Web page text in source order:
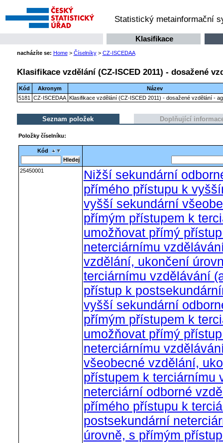
Statistický metainformační
Klasifikace
nacházíte se: Home> Číselníky> CZ-ISCEDAA
Klasifikace vzdělání (CZ-ISCED 2011) - dosažené
Kód Akronym
Název
5181
CZ-ISCEDAA Klasifikace vzdělání (CZ-ISCED 2011) - dosažené vzdělání -
Seznam položek Doplňující
Položky číselníku:
Kód
25450001
Nižší sekundární
přímého přístupu k
vyšší sekundární
přímým přístupem k
umožňovat přímý
neterciárnímu
vzdělání, ukončení
terciárnímu vzdělávání
přístup k
vyšší sekundární
přímým přístupem k
umožňovat přímý
neterciárnímu
všeobecné vzdělání,
přístupem k terciárnímu
neterciární odborné
přímého přístupu k
postsekundární
úrovně, s přímým